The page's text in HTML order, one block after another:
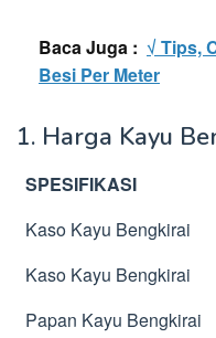
Baca Juga : √ Tips,
Besi Per Meter
1. Harga Kayu
SPESIFIKASI
Kaso Kayu Bengkirai
Kaso Kayu Bengkirai
Papan Kayu Bengkirai